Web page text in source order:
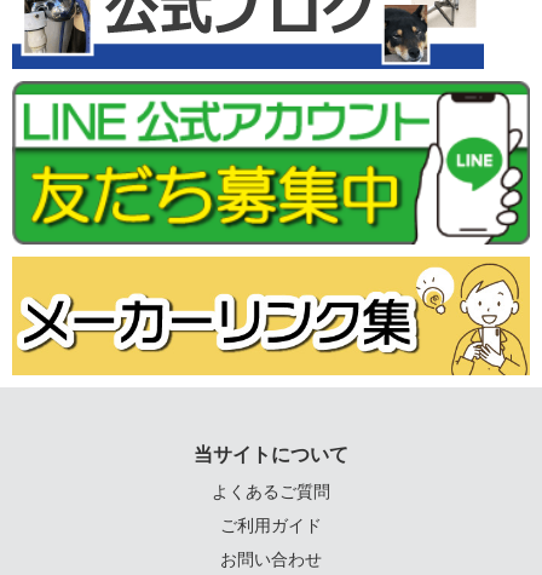
当サイトについて
よくあるご質問
ご利用ガイド
お問い合わせ